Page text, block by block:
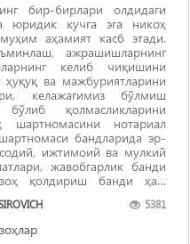
бир-бирлари олдидаги
юридик кучга эга никоҳ
аҳамият касб этади.
ажрашишларнинг
келиб чиқишини
ва мажбуриятларини
келажагимиз бўлмиш
қолмасликларини
шартномасини нотариал
бандларида эр-
ижтимоий ва мулкий
жавобгарлик банди
қолдириш банди ҳам
эр олдидаги ...
5381